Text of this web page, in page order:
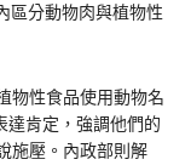
區分動物肉與植物性
物性食品使用動物名
達肯定，強調他們的
施壓。內政部則解